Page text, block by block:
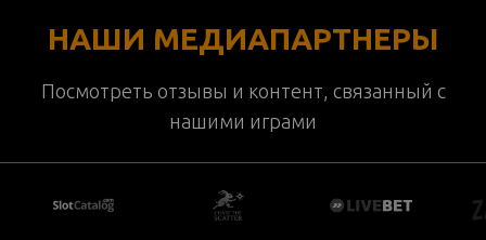
НАШИ МЕДИАПАРТНЕРЫ
Посмотреть отзывы и контент, связанный с
нашими играми